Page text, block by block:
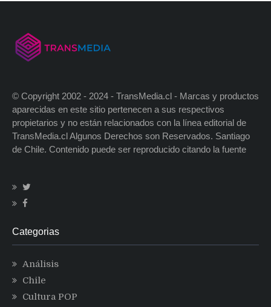
© Copyright 2002 - 2024 - TransMedia.cl - Marcas y productos
aparecidas en este sitio pertenecen a sus respectivos
propietarios y no están relacionados con la línea editorial de
TransMedia.cl Algunos Derechos son Reservados. Santiago
de Chile. Contenido puede ser reproducido citando la fuente
Categorias
Análisis
Chile
Cultura POP